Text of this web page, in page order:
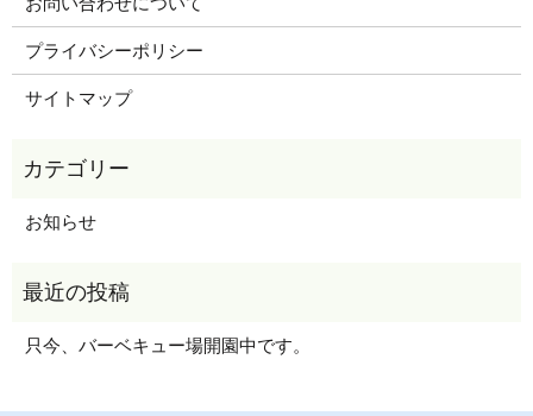
プライバシーポリシー
サイトマップ
お知らせ
只今、バーベキュー場開園中です。